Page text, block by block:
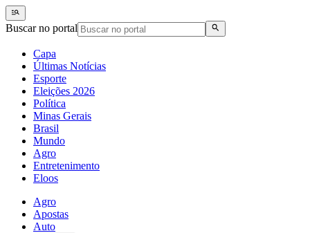
Buscar no portal
Capa
Últimas Notícias
Esporte
Eleições 2026
Política
Minas Gerais
Brasil
Mundo
Agro
Entretenimento
Eloos
Agro
Apostas
Auto